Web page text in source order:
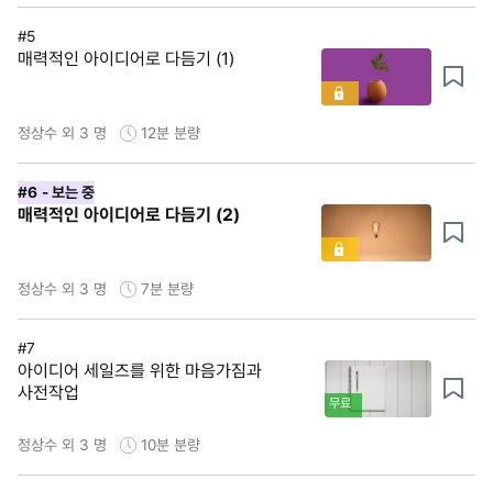
#5
매력적인 아이디어로 다듬기 (1)
정상수 외 3 명 12분 분량
#6 - 보는 중
매력적인 아이디어로 다듬기 (2)
정상수 외 3 명 7분 분량
#7
아이디어 세일즈를 위한 마음가짐과
사전작업
무료
정상수 외 3 명 10분 분량